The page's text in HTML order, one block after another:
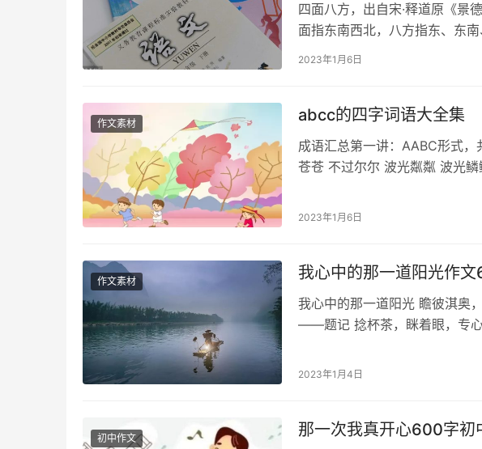
四面八方，出自宋·释道原《景
面指东南西北，八方指东、东
面八方怎么造句呢？下面让我
2023年1月6日
作文素材 abcc的四字词语大全集
成语汇总第一讲：AABC形式
苍苍 不过尔尔 波光粼粼 波光
2023年1月6日
作文素材 我心中的那一道阳光作
我心中的那一道阳光 瞻彼淇奥
——题记 捻杯茶，眯着眼，专
2023年1月4日
初中作文 那一次我真开心600字初